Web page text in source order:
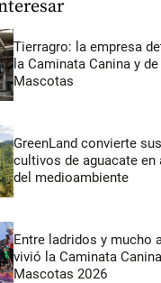
Tierragro: la empresa
la Caminata Canina y de
Mascotas
GreenLand convierte sus
cultivos de aguacate en
del medioambiente
Entre ladridos y mucho
vivió la Caminata
Mascotas 2026